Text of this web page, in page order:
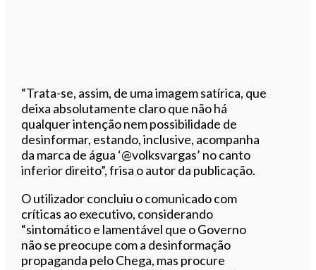
“Trata-se, assim, de uma imagem satírica, que
deixa absolutamente claro que não há
qualquer intenção nem possibilidade de
desinformar, estando, inclusive, acompanha
da marca de água ‘@volksvargas’ no canto
inferior direito”, frisa o autor da publicação.
O utilizador concluiu o comunicado com
críticas ao executivo, considerando
“sintomático e lamentável que o Governo
não se preocupe com a desinformação
propaganda pelo Chega, mas procure